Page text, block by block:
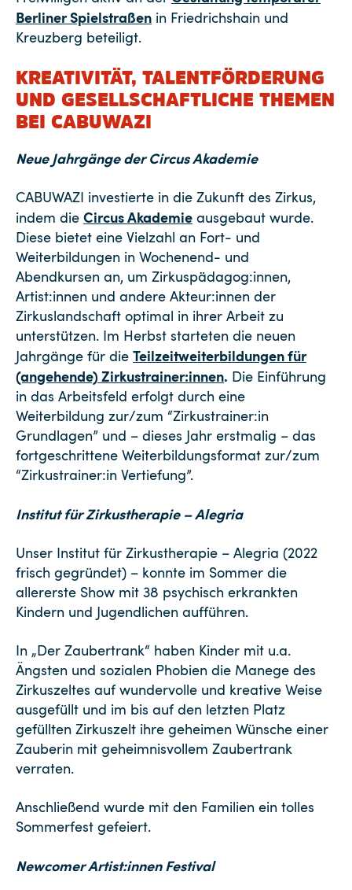
Berliner Spielstraßen in Friedrichshain und
Kreuzberg beteiligt.
KREATIVITÄT, TALENTFÖRDERUNG
UND GESELLSCHAFTLICHE THEMEN
BEI CABUWAZI
Neue Jahrgänge der Circus Akademie
CABUWAZI investierte in die Zukunft des Zirkus,
indem die Circus Akademie ausgebaut wurde.
Diese bietet eine Vielzahl an Fort- und
Weiterbildungen in Wochenend- und
Abendkursen an, um Zirkuspädagog:innen,
Artist:innen und andere Akteur:innen der
Zirkuslandschaft optimal in ihrer Arbeit zu
unterstützen. Im Herbst starteten die neuen
Jahrgänge für die Teilzeitweiterbildungen für
(angehende) Zirkustrainer:innen. Die Einführung
in das Arbeitsfeld erfolgt durch eine
Weiterbildung zur/zum “Zirkustrainer:in
Grundlagen” und – dieses Jahr erstmalig – das
fortgeschrittene Weiterbildungsformat zur/zum
“Zirkustrainer:in Vertiefung”.
Institut für Zirkustherapie – Alegria
Unser Institut für Zirkustherapie – Alegria (2022
frisch gegründet) – konnte im Sommer die
allererste Show mit 38 psychisch erkrankten
Kindern und Jugendlichen aufführen.
In „Der Zaubertrank“ haben Kinder mit u.a.
Ängsten und sozialen Phobien die Manege des
Zirkuszeltes auf wundervolle und kreative Weise
ausgefüllt und im bis auf den letzten Platz
gefüllten Zirkuszelt ihre geheimen Wünsche einer
Zauberin mit geheimnisvollem Zaubertrank
verraten.
Anschließend wurde mit den Familien ein tolles
Sommerfest gefeiert.
Newcomer Artist:innen Festival